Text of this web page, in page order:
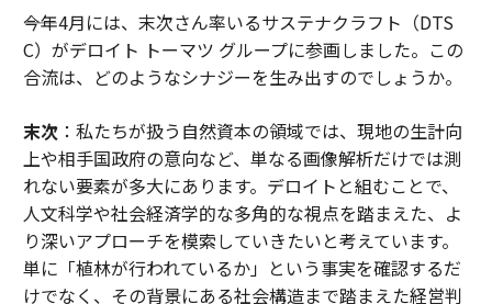
――今年4月には、末次さん率いるサステナクラフト（DTS
C）がデロイト トーマツ グループに参画しました。この
合流は、どのようなシナジーを生み出すのでしょうか。
末次：私たちが扱う自然資本の領域では、現地の生計向
上や相手国政府の意向など、単なる画像解析だけでは測
れない要素が多大にあります。デロイトと組むことで、
人文科学や社会経済学的な多角的な視点を踏まえた、よ
り深いアプローチを模索していきたいと考えています。
単に「植林が行われているか」という事実を確認するだ
けでなく、その背景にある社会構造まで踏まえた経営判